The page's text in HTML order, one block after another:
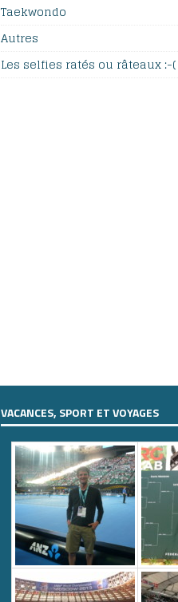
Taekwondo
Autres
Les selfies ratés ou râteaux :-(
VACANCES, SPORT ET VOYAGES